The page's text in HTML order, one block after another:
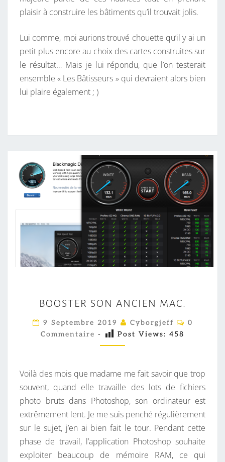
plaisir à construire les bâtiments qu’il trouvait jolis.
Lui comme, moi aurions trouvé chouette qu’il y ai un
petit plus encore au choix des cartes construites sur
le résultat… Mais je lui répondu, que l’on testerait
ensemble « Les Bâtisseurs » qui devraient alors bien
lui plaire également ; )
O
O
S
T
R
S
O
N
A
N
C
BOOSTER SON ANCIEN MAC.
9 Septembre 2019 Cyborgjeff
C
A
I
R
E
0
Commentaire - Post Views: 458
Voilà des mois que madame me fait savoir que trop
souvent, quand elle travaille des lots de fichiers
photo bruts dans Photoshop, son ordinateur est
extrêmement lent. Je me suis penché régulièrement
sur le sujet, j’en ai bien fait le tour. Pendant cette
phase de travail, l’application Photoshop souhaite
exploiter beaucoup de mémoire RAM, ce qui